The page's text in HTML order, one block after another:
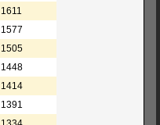
1611
1577
1505
1448
1414
1391